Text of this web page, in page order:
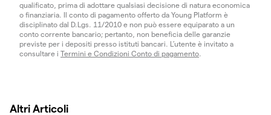
qualificato, prima di adottare qualsiasi decisione di natura economica
o finanziaria. Il conto di pagamento offerto da Young Platform è
disciplinato dal D.Lgs. 11/2010 e non può essere equiparato a un
conto corrente bancario; pertanto, non beneficia delle garanzie
previste per i depositi presso istituti bancari. L’utente è invitato a
consultare i Termini e Condizioni Conto di pagamento.
Altri Articoli